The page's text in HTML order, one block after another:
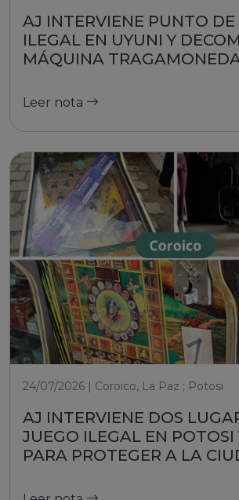
AJ INTERVIENE PUNTO DE
ILEGAL EN UYUNI Y
MÁQUINA
Leer nota
24/07/2026 | Coroico, La Paz ; Potosi
AJ INTERVIENE DOS
JUEGO ILEGAL EN POTOSI
PARA PROTEGER A LA